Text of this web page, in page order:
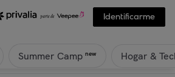
Identificarme
Summer Camp new Hogar &